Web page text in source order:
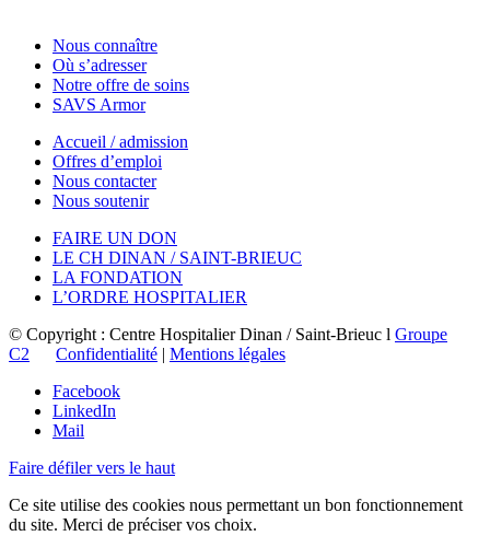
Nous connaître
Où s’adresser
Notre offre de soins
SAVS Armor
Accueil / admission
Offres d’emploi
Nous contacter
Nous soutenir
FAIRE UN DON
LE CH DINAN / SAINT-BRIEUC
LA FONDATION
L’ORDRE HOSPITALIER
© Copyright : Centre Hospitalier Dinan / Saint-Brieuc l Groupe
C2
Confidentialité | Mentions légales
Facebook
LinkedIn
Mail
Faire défiler vers le haut
Ce site utilise des cookies nous permettant un bon fonctionnement
du site. Merci de préciser vos choix.